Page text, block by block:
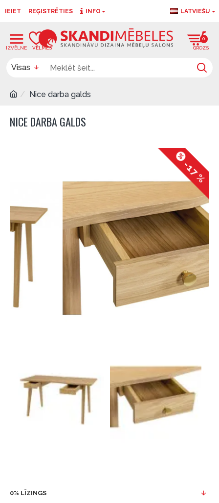
IEIET REĢISTRĒTIES INFO LATVIEŠU
0
Visas
Nice darba galds
NICE DARBA GALDS
-17 %
0% LĪZINGS